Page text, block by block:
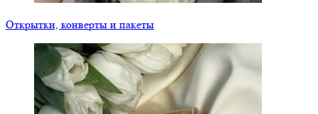
Открытки, конверты и пакеты